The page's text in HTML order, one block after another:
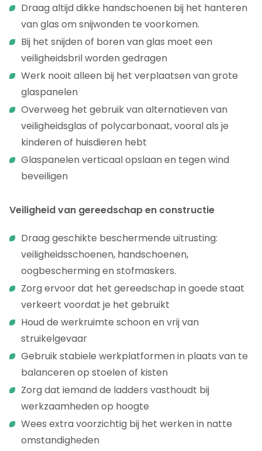
Draag altijd dikke handschoenen bij het hanteren
van glas om snijwonden te voorkomen.
Bij het snijden of boren van glas moet een
veiligheidsbril worden gedragen
Werk nooit alleen bij het verplaatsen van grote
glaspanelen
Overweeg het gebruik van alternatieven van
veiligheidsglas of polycarbonaat, vooral als je
kinderen of huisdieren hebt
Glaspanelen verticaal opslaan en tegen wind
beveiligen
Veiligheid van gereedschap en constructie
Draag geschikte beschermende uitrusting:
veiligheidsschoenen, handschoenen,
oogbescherming en stofmaskers.
Zorg ervoor dat het gereedschap in goede staat
verkeert voordat je het gebruikt
Houd de werkruimte schoon en vrij van
struikelgevaar
Gebruik stabiele werkplatformen in plaats van te
balanceren op stoelen of kisten
Zorg dat iemand de ladders vasthoudt bij
werkzaamheden op hoogte
Wees extra voorzichtig bij het werken in natte
omstandigheden